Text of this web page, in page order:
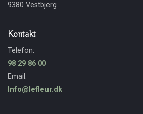
9380 Vestbjerg
Kontakt
Telefon:
98 29 86 00
Email:
Info@lefleur.dk